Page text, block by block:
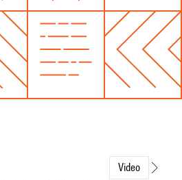
Video